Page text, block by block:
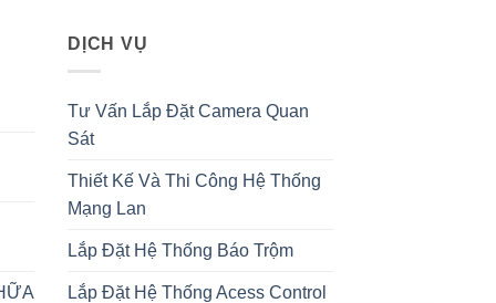
DỊCH VỤ
Tư Vấn Lắp Đặt Camera Quan
Sát
Thiết Kế Và Thi Công Hệ Thống
Mạng Lan
Lắp Đặt Hệ Thống Báo Trộm
Lắp Đặt Hệ Thống Acess Control